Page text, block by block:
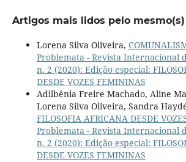
Artigos mais lidos pelo
Lorena Silva Oliveira,
Problemata - Revista Internacional
n. 2 (2020): Edição especial:
DESDE VOZES FEMININAS
Adilbênia Freire Machado, Aline
Lorena Silva Oliveira, Sandra
FILOSOFIA AFRICANA DESDE
Problemata - Revista Internacional
n. 2 (2020): Edição especial:
DESDE VOZES FEMININAS